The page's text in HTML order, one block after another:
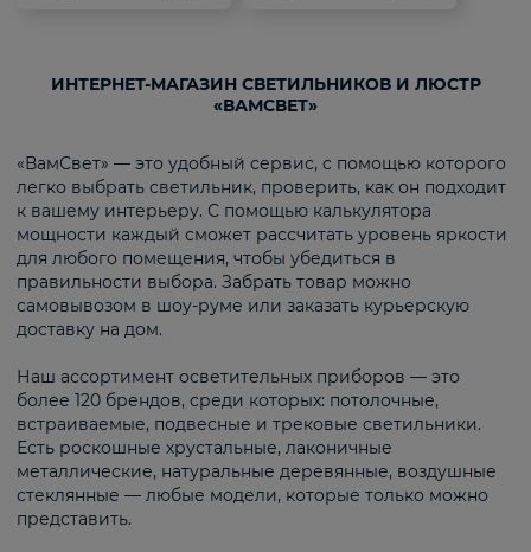
ИНТЕРНЕТ-МАГАЗИН СВЕТИЛЬНИКОВ И ЛЮСТР
«ВАМСВЕТ»
«ВамСвет» — это удобный сервис, с помощью которого
легко выбрать светильник, проверить, как он подходит
к вашему интерьеру. С помощью калькулятора
мощности каждый сможет рассчитать уровень яркости
для любого помещения, чтобы убедиться в
правильности выбора. Забрать товар можно
самовывозом в шоу-руме или заказать курьерскую
доставку на дом.
Наш ассортимент осветительных приборов — это
более 120 брендов, среди которых: потолочные,
встраиваемые, подвесные и трековые светильники.
Есть роскошные хрустальные, лаконичные
металлические, натуральные деревянные, воздушные
стеклянные — любые модели, которые только можно
представить.